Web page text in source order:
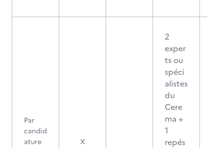
Par
candid
ature
X
2
exper
ts ou
spéci
alistes
du
Cere
ma +
1
repés